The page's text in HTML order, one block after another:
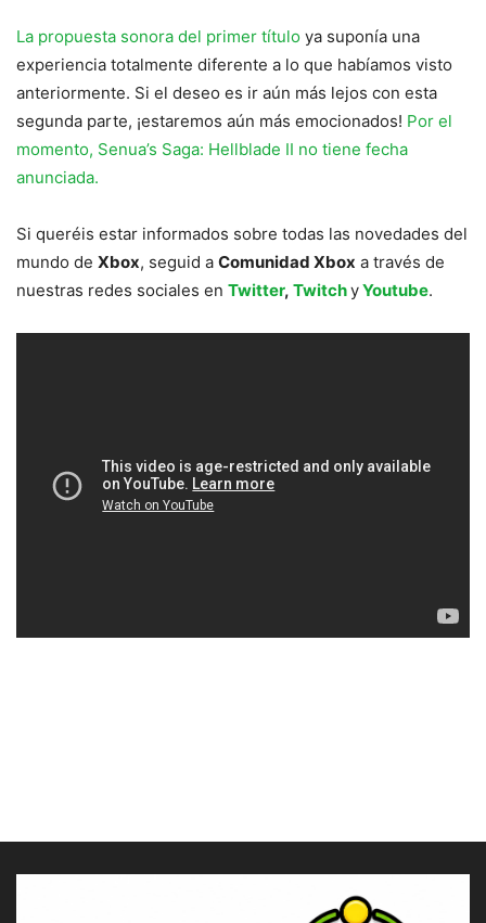
La propuesta sonora del primer título ya suponía una
experiencia totalmente diferente a lo que habíamos visto
anteriormente. Si el deseo es ir aún más lejos con esta
segunda parte, ¡estaremos aún más emocionados! Por el
momento, Senua’s Saga: Hellblade II no tiene fecha
anunciada.
Si queréis estar informados sobre todas las novedades del
mundo de Xbox, seguid a Comunidad Xbox a través de
nuestras redes sociales en Twitter, TwitchyYoutube.